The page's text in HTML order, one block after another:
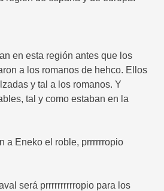
en esta región antes que los
a los romanos de hehco. Ellos
y tal a los romanos. Y
tal y como estaban en la
a Eneko el roble, prrrrrropio
será prrrrrrrrrropio para los